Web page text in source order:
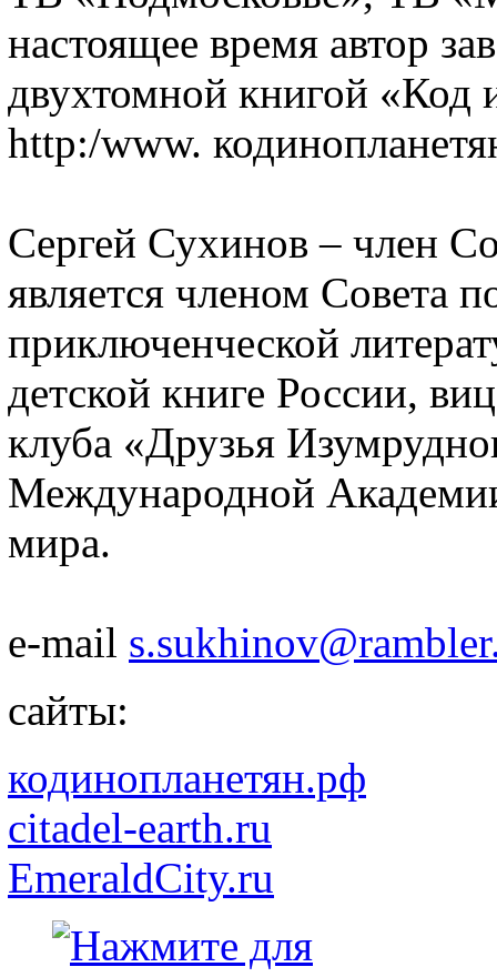
настоящее время автор
двухтомной книгой «Код
http:/www.
Сергей Сухинов – член
является членом Совета
приключенческой
детской книге России,
клуба «Друзья
Международной
мира.
e-mail
сайты:
кодинопланетян.рф
citadel-earth.ru
EmeraldCity.ru